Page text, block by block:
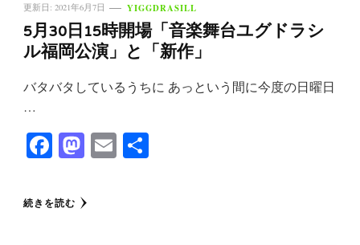
更新日: 2021年6月7日 YIGGDRASILL
5月30日15時開場「音楽舞台ユグドラシ
ル福岡公演」と「新作」
バタバタしているうちに あっという間に今度の日曜日
…
Facebook
Mastodon
Email
続きを読む